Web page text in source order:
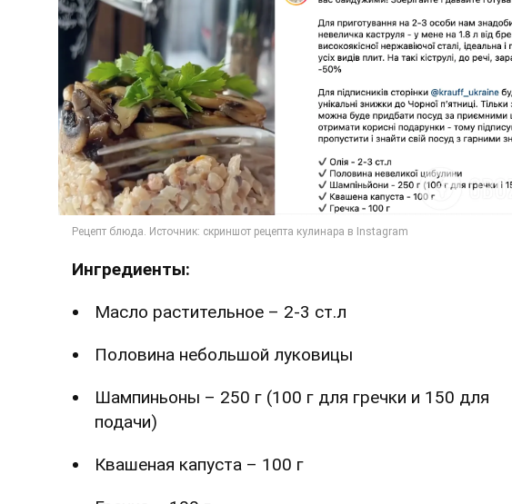
Ингредиенты:
Масло растительное – 2-3 ст.л
Половина небольшой луковицы
Шампиньоны – 250 г (100 г для гречки и 150 для
подачи)
Квашеная капуста – 100 г